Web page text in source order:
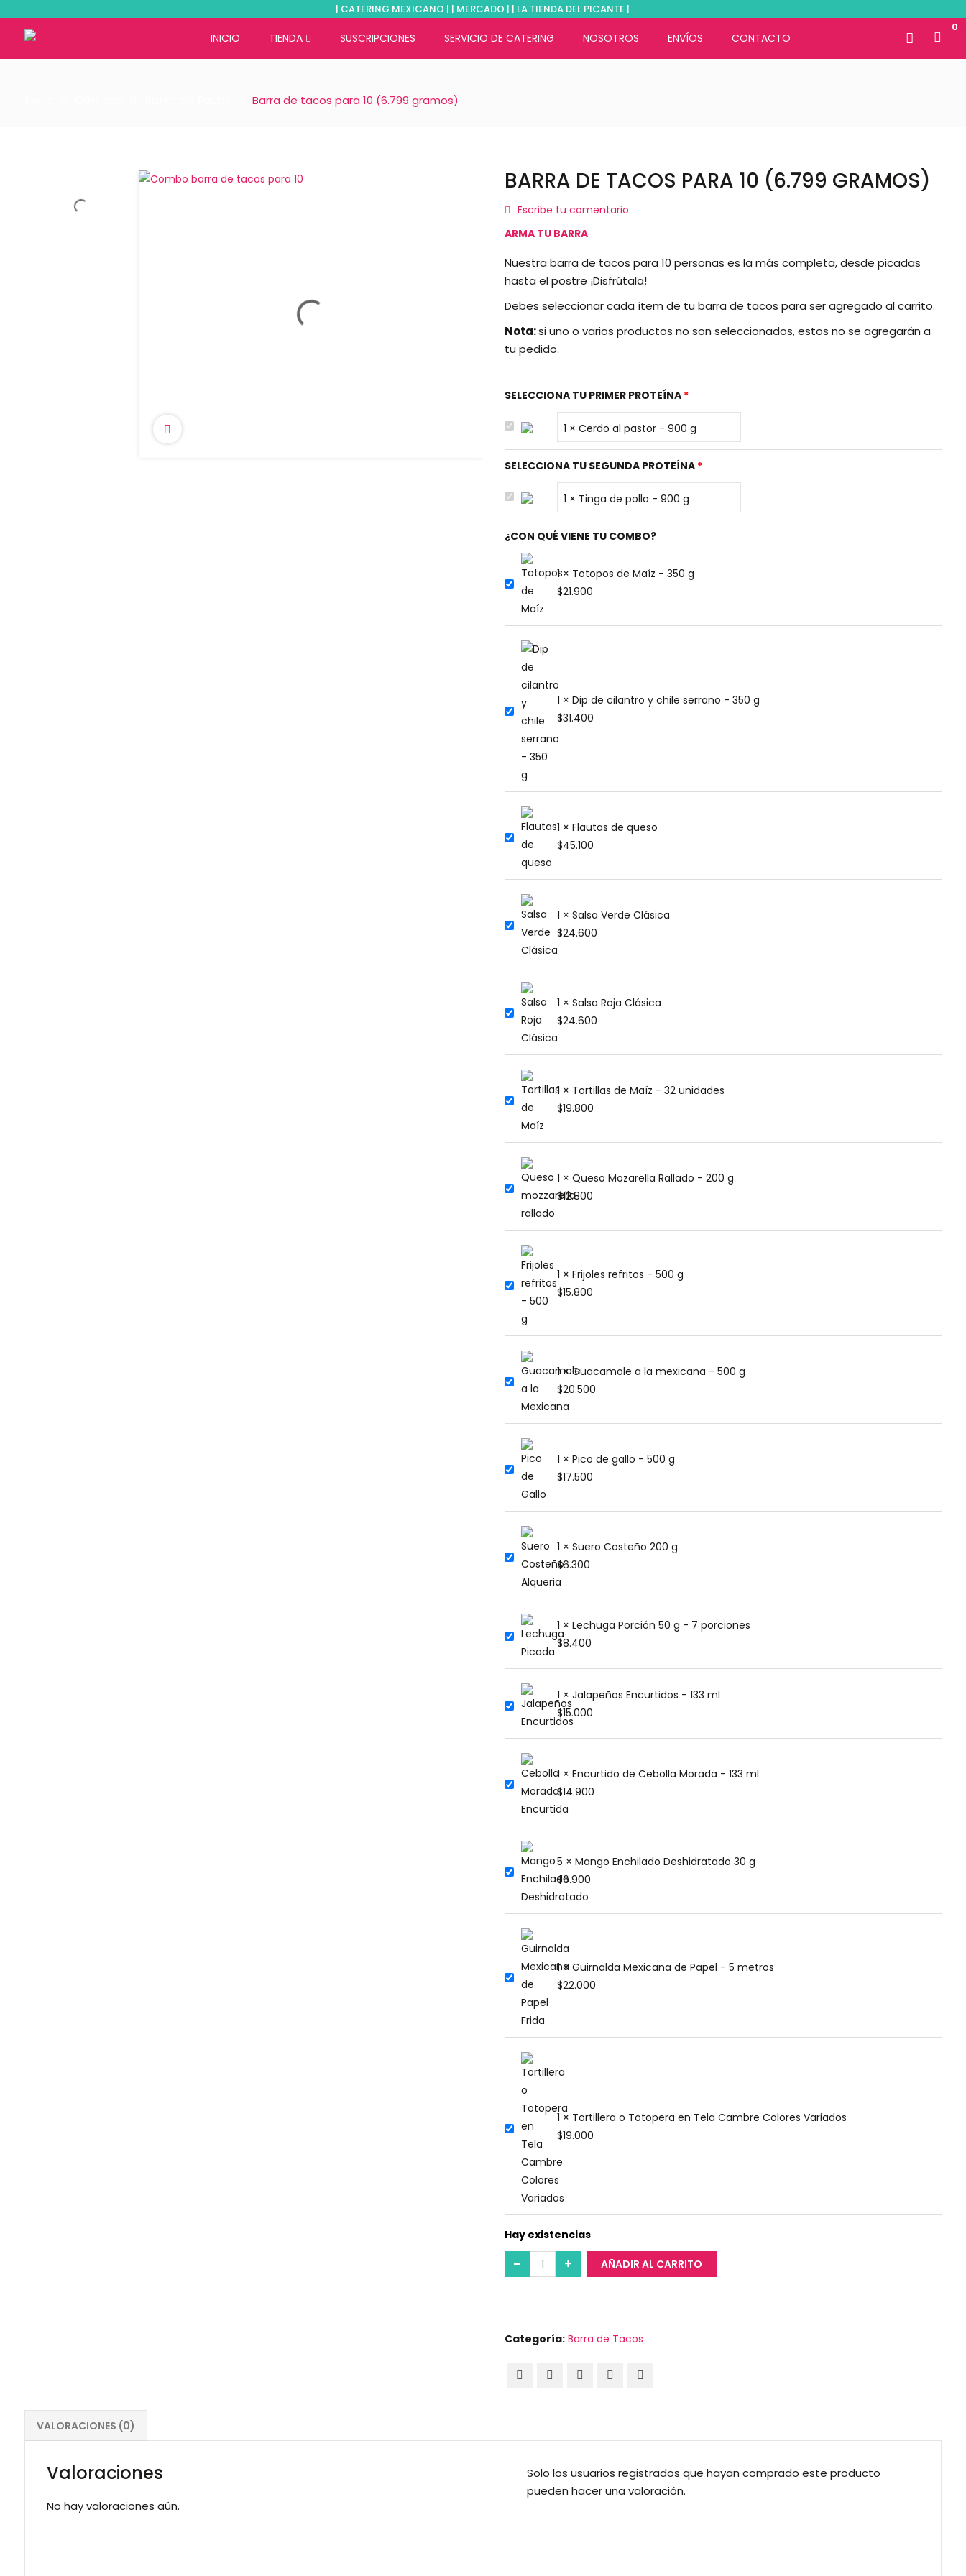
| CATERING MEXICANO | | MERCADO | | LA TIENDA DEL PICANTE |
INICIO TIENDA SUSCRIPCIONES SERVICIO DE CATERING NOSOTROS ENVÍOS CONTACTO
0
Barra de tacos para 10 (6.799 gramos)
BARRA DE TACOS PARA 10 (6.799 GRAMOS)
Escribe tu comentario
ARMA TU BARRA
Nuestra barra de tacos para 10 personas es la más completa, desde picadas
hasta el postre ¡Disfrútala!
Debes seleccionar cada ítem de tu barra de tacos para ser agregado al carrito.
Nota:si uno o varios productos no son seleccionados, estos no se agregarán a
tu pedido.
SELECCIONA TU PRIMER PROTEÍNA
SELECCIONA TU SEGUNDA PROTEÍNA
¿CON QUÉ VIENE TU COMBO?
1 × Totopos de Maíz - 350 g
$21.900
1 × Dip de cilantro y chile serrano - 350 g
$31.400
1 × Flautas de queso
$45.100
1 × Salsa Verde Clásica
$24.600
1 × Salsa Roja Clásica
$24.600
1 × Tortillas de Maíz - 32 unidades
$19.800
1 × Queso Mozarella Rallado - 200 g
$12.800
1 × Frijoles refritos - 500 g
$15.800
1 × Guacamole a la mexicana - 500 g
$20.500
1 × Pico de gallo - 500 g
$17.500
1 × Suero Costeño 200 g
$6.300
1 × Lechuga Porción 50 g - 7 porciones
$8.400
1 × Jalapeños Encurtidos - 133 ml
$15.000
1 × Encurtido de Cebolla Morada - 133 ml
$14.900
5 × Mango Enchilado Deshidratado 30 g
$6.900
1 × Guirnalda Mexicana de Papel - 5 metros
$22.000
1 × Tortillera o Totopera en Tela Cambre Colores Variados
$19.000
Hay existencias
AÑADIR AL CARRITO
Categoría: Barra de Tacos
VALORACIONES (0)
Valoraciones
No hay valoraciones aún.
Solo los usuarios registrados que hayan comprado este producto
pueden hacer una valoración.